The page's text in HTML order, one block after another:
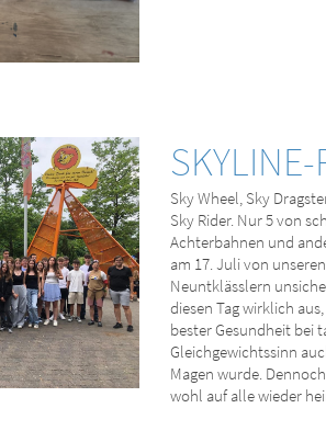
SKYLINE-
Sky Wheel, Sky
Sky Rider. Nur 5 von
Achterbahnen und
am 17. Juli von
Neuntklässlern
diesen Tag wirklich
bester Gesundheit bei
Gleichgewichtssinn
Magen wurde.
wohl auf alle wieder